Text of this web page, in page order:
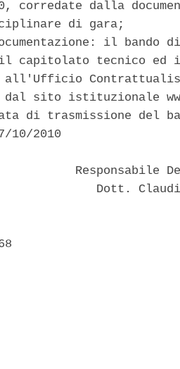
corredate dalla
di gara;
il bando
capitolato tecnico ed
sito istituzionale
di trasmissione del
10/2010
Responsabile
Dott.